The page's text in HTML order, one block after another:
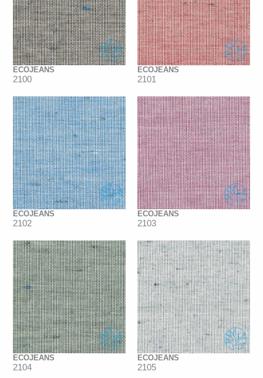
ECOJEANS
2100
ECOJEANS
2101
ECOJEANS
2102
ECOJEANS
2103
ECOJEANS
2104
ECOJEANS
2105